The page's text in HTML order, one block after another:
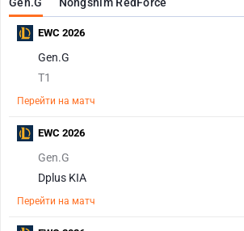
Gen.G
T1
Перейти на матч
EWC 2026
Gen.G
Dplus KIA
Перейти на матч
EWC 2026